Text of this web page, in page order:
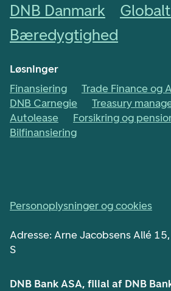
DNB Danmark
Bæredygtighed
Løsninger
Finansiering
Trade Finance og
DNB Carnegie
Treasury
Autolease
Forsikring og
Bilfinansiering
Personoplysninger og cookies
Adresse: Arne Jacobsens Allé
S
DNB Bank ASA, filial af DNB